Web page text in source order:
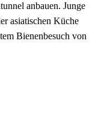
anbauen. Junge
asiatischen Küche
Bienenbesuch von